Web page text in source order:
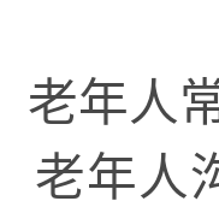
年人常
年人沟